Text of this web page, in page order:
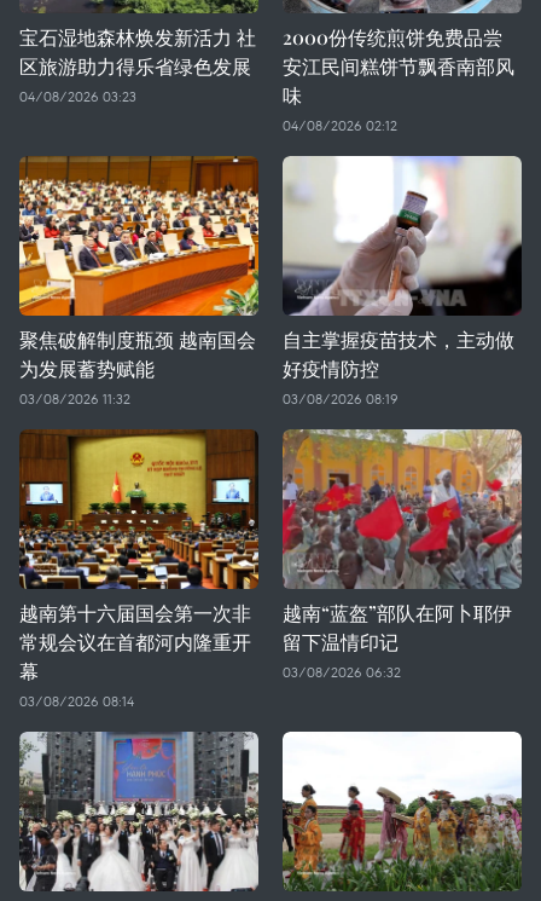
宝石湿地森林焕发新活力 社
区旅游助力得乐省绿色发展
04/08/2026 03:23
2000份传统煎饼免费品尝
安江民间糕饼节飘香南部风
味
04/08/2026 02:12
聚焦破解制度瓶颈 越南国会
为发展蓄势赋能
03/08/2026 11:32
自主掌握疫苗技术，主动做
好疫情防控
03/08/2026 08:19
越南第十六届国会第一次非
常规会议在首都河内隆重开
幕
03/08/2026 08:14
越南“蓝盔”部队在阿卜耶伊
留下温情印记
03/08/2026 06:32